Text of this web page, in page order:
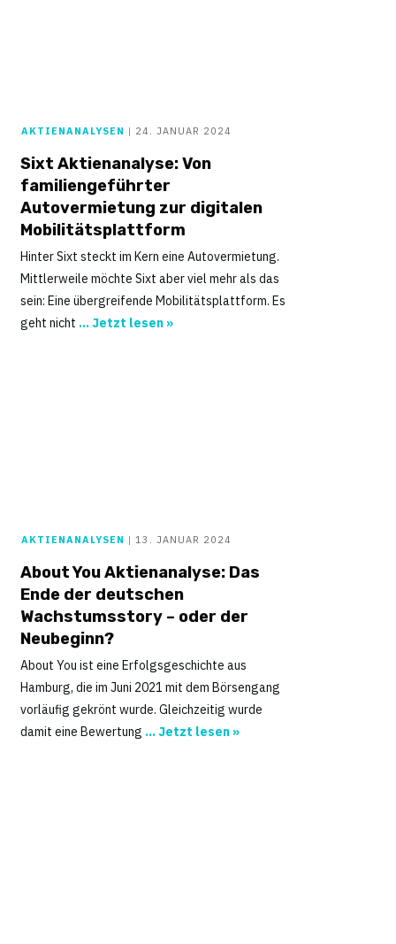
AKTIENANALYSEN | 24. JANUAR 2024
Sixt Aktienanalyse: Von
familiengeführter
Autovermietung zur digitalen
Mobilitätsplattform
Hinter Sixt steckt im Kern eine Autovermietung.
Mittlerweile möchte Sixt aber viel mehr als das
sein: Eine übergreifende Mobilitätsplattform. Es
geht nicht ... Jetzt lesen »
AKTIENANALYSEN | 13. JANUAR 2024
About You Aktienanalyse: Das
Ende der deutschen
Wachstumsstory – oder der
Neubeginn?
About You ist eine Erfolgsgeschichte aus
Hamburg, die im Juni 2021 mit dem Börsengang
vorläufig gekrönt wurde. Gleichzeitig wurde
damit eine Bewertung ... Jetzt lesen »